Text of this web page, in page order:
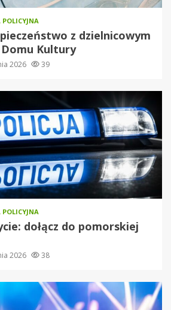
POLICYJNA
z dzielnicowym
Kultury
2026 39
POLICYJNA
dołącz do pomorskiej
2026 38